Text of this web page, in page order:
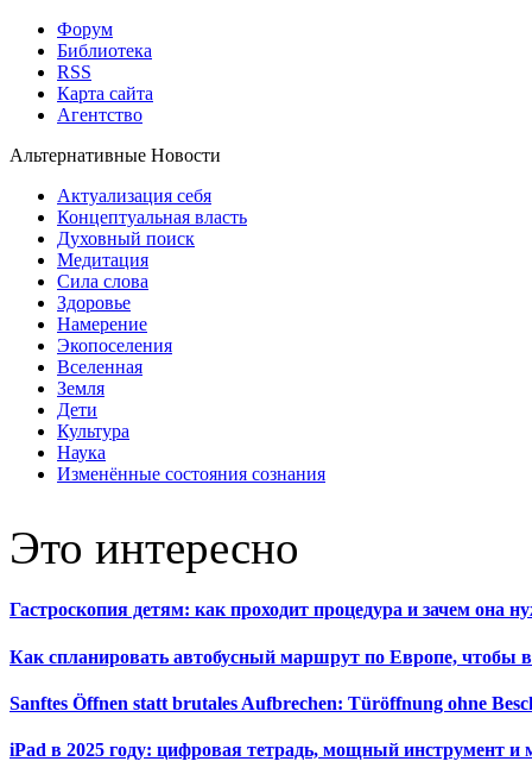
Форум
Библиотека
RSS
Карта сайта
Агентство
Альтернативные Новости
Актуализация себя
Концептуальная власть
Духовный поиск
Медитация
Сила слова
Здоровье
Намерение
Экопоселения
Вселенная
Земля
Дети
Культура
Наука
Изменённые состояния сознания
Это интересно
Гастроскопия детям: как проходит процедура и зачем она
Как спланировать автобусный маршрут по Европе, чтобы
Sanftes Öffnen statt brutales Aufbrechen: Türöffnung ohne
iPad в 2025 году: цифровая тетрадь, мощный инструмент и